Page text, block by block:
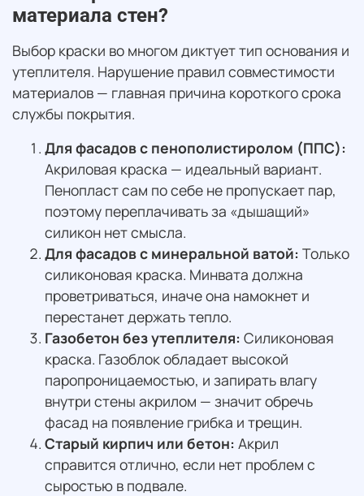
материала стен?
Выбор краски во многом диктует тип основания и
утеплителя. Нарушение правил совместимости
материалов — главная причина короткого срока
службы покрытия.
Для фасадов с пенополистиролом (ППС):
Акриловая краска — идеальный вариант.
Пенопласт сам по себе не пропускает пар,
поэтому переплачивать за «дышащий»
силикон нет смысла.
Для фасадов с минеральной ватой: Только
силиконовая краска. Минвата должна
проветриваться, иначе она намокнет и
перестанет держать тепло.
Газобетон без утеплителя: Силиконовая
краска. Газоблок обладает высокой
паропроницаемостью, и запирать влагу
внутри стены акрилом — значит обречь
фасад на появление грибка и трещин.
Старый кирпич или бетон: Акрил
справится отлично, если нет проблем с
сыростью в подвале.